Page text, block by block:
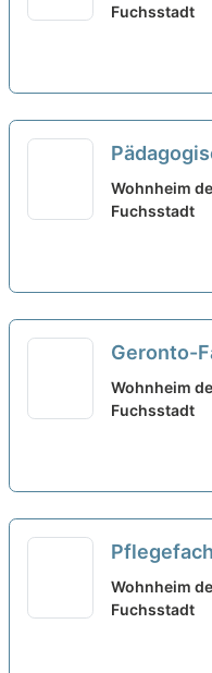
Wir haben
Fuchsstadt
Teilzeit
Wir haben
Wohnheim
Fuchsstadt
Geronto-
Teilzeit
Wir haben
Wohnheim
Fuchsstadt
(15
Wohnheim
Fuchsstadt